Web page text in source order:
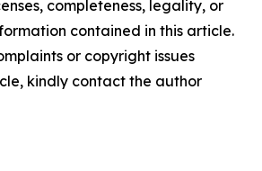
completeness, legality, or
contained in this article.
or copyright issues
kindly contact the author